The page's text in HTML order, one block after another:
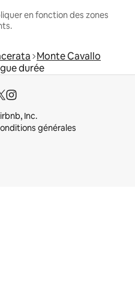
en fonction des zones
Monte Cavallo
durée
Inc.
générales